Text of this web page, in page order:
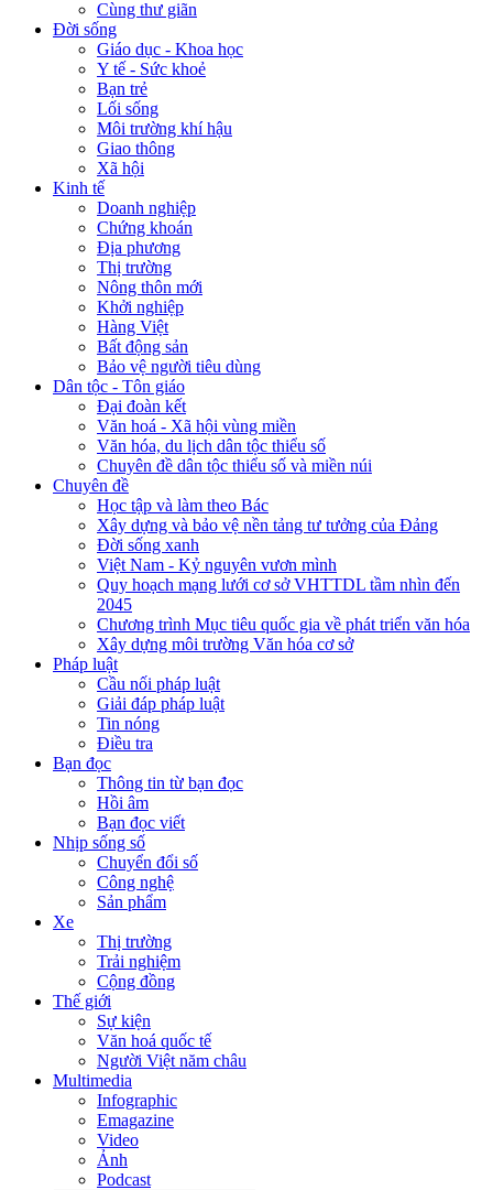
Cùng thư giãn
Đời sống
Giáo dục - Khoa học
Y tế - Sức khoẻ
Bạn trẻ
Lối sống
Môi trường khí hậu
Giao thông
Xã hội
Kinh tế
Doanh nghiệp
Chứng khoán
Địa phương
Thị trường
Nông thôn mới
Khởi nghiệp
Hàng Việt
Bất động sản
Bảo vệ người tiêu dùng
Dân tộc - Tôn giáo
Đại đoàn kết
Văn hoá - Xã hội vùng miền
Văn hóa, du lịch dân tộc thiểu số
Chuyên đề dân tộc thiểu số và miền núi
Chuyên đề
Học tập và làm theo Bác
Xây dựng và bảo vệ nền tảng tư tưởng của Đảng
Đời sống xanh
Việt Nam - Kỷ nguyên vươn mình
Quy hoạch mạng lưới cơ sở VHTTDL tầm nhìn đến
2045
Chương trình Mục tiêu quốc gia về phát triển văn hóa
Xây dựng môi trường Văn hóa cơ sở
Pháp luật
Cầu nối pháp luật
Giải đáp pháp luật
Tin nóng
Điều tra
Bạn đọc
Thông tin từ bạn đọc
Hồi âm
Bạn đọc viết
Nhịp sống số
Chuyển đổi số
Công nghệ
Sản phẩm
Xe
Thị trường
Trải nghiệm
Cộng đồng
Thế giới
Sự kiện
Văn hoá quốc tế
Người Việt năm châu
Multimedia
Infographic
Emagazine
Video
Ảnh
Podcast